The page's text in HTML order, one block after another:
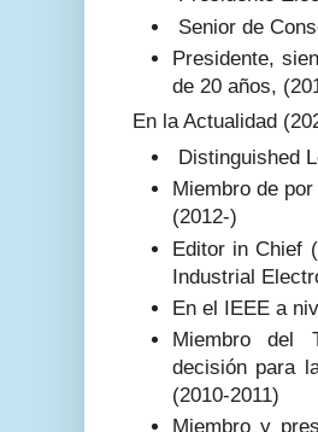
Senior de
Presidente,
de 20 años,
En la Actualidad
Distinguished
Miembro de
(2012-)
Editor in Chief
Industrial
En el IEEE a
Miembro del
decisión para
(2010-2011)
Miembro y